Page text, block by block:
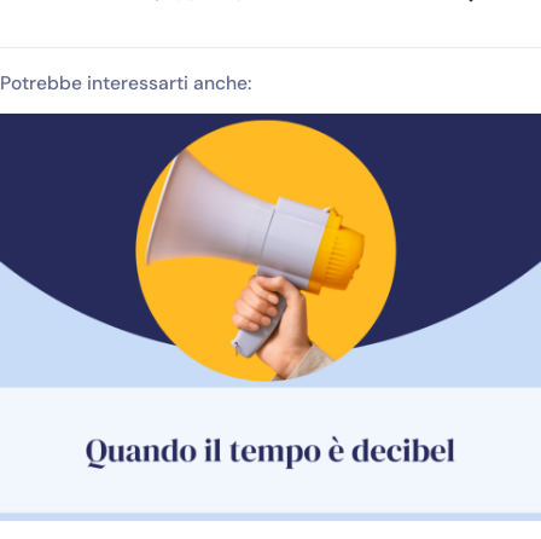
Potrebbe interessarti anche: